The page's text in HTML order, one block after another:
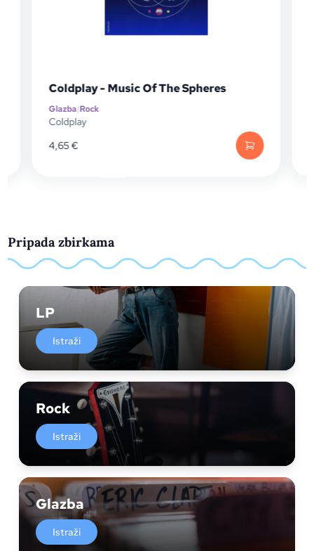
Coldplay - Music Of The Spheres
Glazba|Rock
Coldplay
4,65€
Pripada zbirkama
LP
Istraži
Rock
Istraži
Glazba
Istraži